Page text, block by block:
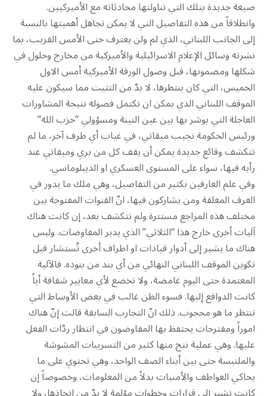
صيغة جديدة بتلك التي تناولتها محادثاته مع الأميركيين.
وانطلاقاً من هذه التفاصيل التي لا يمكن تجاهل أهميتها بالنسبة
إلى الجانب اللبناني، الذي لم ولن يعترف حتى الأمس القريب، بما
نشرته وسائل الإعلام الاسرائيلية والأميركية من مخارج وحلول في
شكلها ومضمونها، قبل وصول الورقة الأميركية أمس الاول
الخميس، التي كان ينتظرها، لا بدّ من التثبت مما سيكون عليه
الموقف اللبناني الذي يمكن ان تكتمل فصوله نتيجة المشاورات
العاجلة التي بوشر بها بين عين التينة ومسؤولي “حزب الله”
ورئيس الحكومة نجيب ميقاتي، في غياب أي طرف آخر، ما لم
تتكشف وقائع جديدة يمكن أن يقف كل من بري وميقاتي عند
رأيه فيها، سواء على المستوى العسكري او الديبلوماسي.
وفي علم العارفين بكثير من التفاصيل، وهي ملك ما يدور في
الغرف المغلقة ومن يشاركون فيها، انّ القنوات المفتوحة بين
مختلف هذه المراجع مستترة ولم تتكشف بعد، إن كانت هناك
آليات أخرى خارج هذا “الثلاثي” الذي يدير المفاوضات. وليس
هناك ما يشير إلى أدوار قيادات او اطراف أخرى تُستشار قبل
تكوين الموقف اللبناني النهائي من أي بند من بنوده. فالآلية
المعتمدة حتى اليوم غامضة، ولا تخضع لأي معايير شفافة أياً
كانت الدوافع إليها. فسوء الظن غالب في بعض الأوساط التي
تنتظر ما هو محجوب. ذلك انّ التجارب السابقة قالت إنّ هناك
اموراً ومقترحات يحتفظ بها المفاوضون في انتظار ردّات الفعل
عليها. وهي عملية نتج منها كثير من التسريبات المشوشة
والملتبسة حتى بين أبناء الصف الواحد، وهي تحتوي على ما
يحاكي العواطف والأمنيات بدلاً من المعلومات، وخصوصاً إن